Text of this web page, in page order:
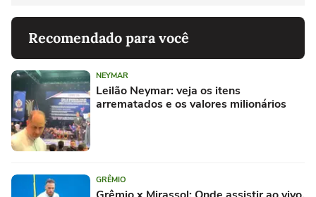
Recomendado para você
NEYMAR
Leilão Neymar: veja os itens
arrematados e os valores milionários
GRÊMIO